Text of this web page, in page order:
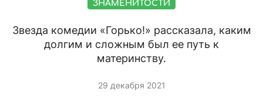
ЗНАМЕНИТОСТИ
Звезда комедии «Горько!» рассказала, каким
долгим и сложным был ее путь к
материнству.
29 декабря 2021